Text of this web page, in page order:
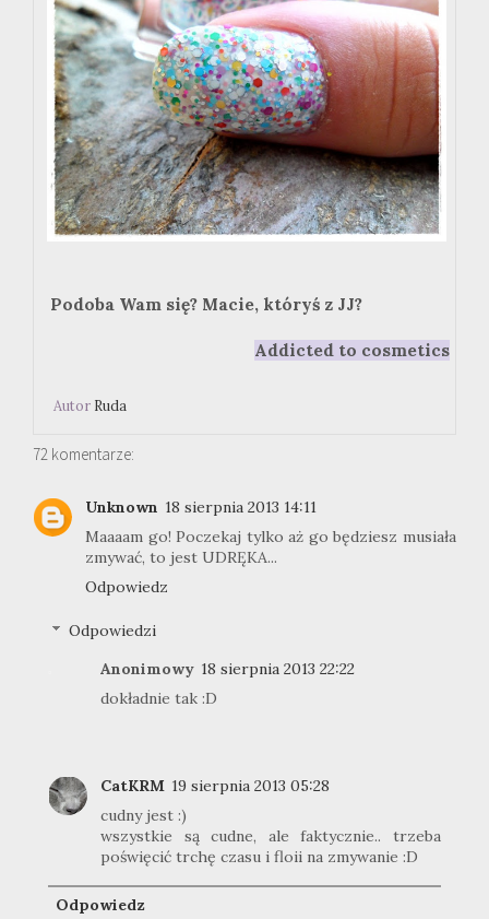
Podoba Wam się? Macie, któryś z JJ?
Addicted to cosmetics
Autor Ruda
72 komentarze:
Unknown 18 sierpnia 2013 14:11
Maaaam go! Poczekaj tylko aż go będziesz musiała
zmywać, to jest UDRĘKA...
Odpowiedz
Odpowiedzi
Anonimowy 18 sierpnia 2013 22:22
dokładnie tak :D
CatKRM 19 sierpnia 2013 05:28
cudny jest :)
wszystkie są cudne, ale faktycznie.. trzeba
poświęcić trchę czasu i floii na zmywanie :D
Odpowiedz